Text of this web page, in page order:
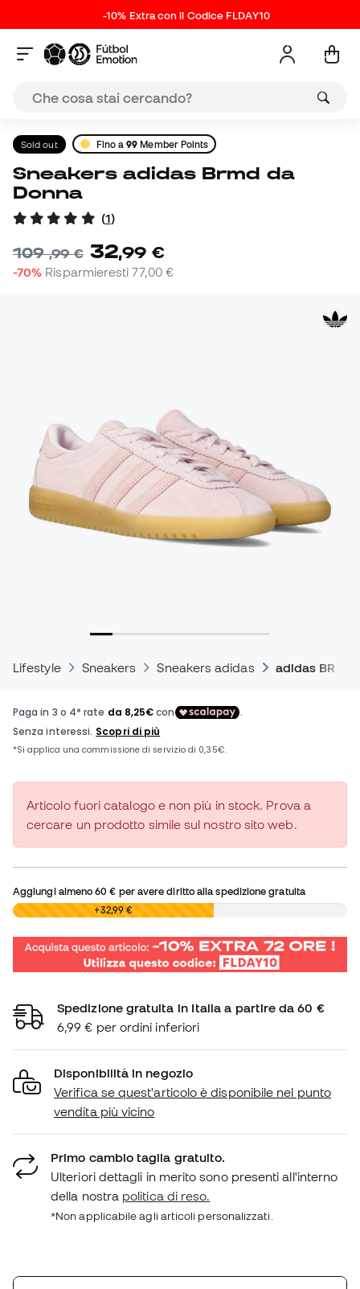
-10% Extra con il Codice FLDAY10
Sold out Fino a99 Member Points
Sneakers adidas Brmd da
Donna
(1)
109,99 € 32,99 €
-70% Risparmieresti77,00 €
Lifestyle Sneakers Sneakers adidas adidas BRMD
Articolo fuori catalogo e non più in stock. Prova a
cercare un prodotto simile sul nostro sito web.
Aggiungi almeno60 € per avere diritto alla spedizione gratuita
0,00 € +32,99 €
Spedizione gratuita in Italia a partire da 60 €
6,99 € per ordini inferiori
Disponibilità in negozio
Verifica se quest'articolo è disponibile nel punto
vendita più vicino
Primo cambio taglia gratuito.
Ulteriori dettagli in merito sono presenti all'interno
della nostra politica di reso.
*Non applicabile agli articoli personalizzati.